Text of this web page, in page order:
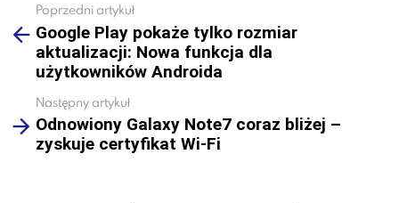
more
Poprzedni artykuł
Google Play pokaże tylko rozmiar
aktualizacji: Nowa funkcja dla
użytkowników Androida
Następny artykuł
Odnowiony Galaxy Note7 coraz bliżej –
zyskuje certyfikat Wi-Fi